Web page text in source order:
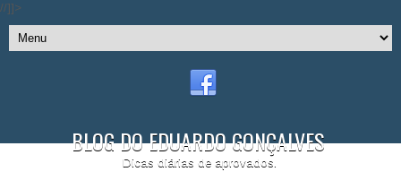
//]]>
BLOG DO EDUARDO GONÇALVES
Dicas diárias de aprovados.